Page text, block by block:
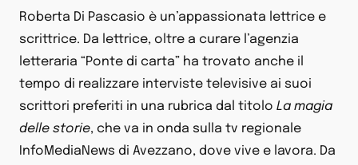
Roberta Di Pascasio è un’appassionata lettrice e
scrittrice. Da lettrice, oltre a curare l’agenzia
letteraria “Ponte di carta” ha trovato anche il
tempo di realizzare interviste televisive ai suoi
scrittori preferiti in una rubrica dal titolo La magia
delle storie, che va in onda sulla tv regionale
InfoMediaNews di Avezzano, dove vive e lavora. Da